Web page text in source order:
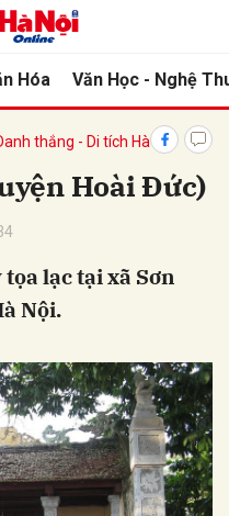
Hóa Văn Học - Nghệ
thắng - Di tích Hà Nội
Hoài Đức)
lạc tại xã Sơn
Nội.
Hủy